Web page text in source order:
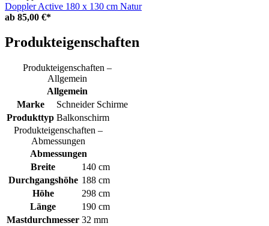
Doppler Active 180 x 130 cm Natur
ab 85,00 €*
Produkteigenschaften
Produkteigenschaften –
Allgemein
Allgemein
Marke
Schneider Schirme
Produkttyp Balkonschirm
Produkteigenschaften –
Abmessungen
Abmessungen
Breite
140 cm
Durchgangshöhe 188 cm
Höhe
298 cm
Länge
190 cm
Mastdurchmesser 32 mm